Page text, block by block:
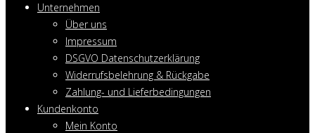
Unternehmen
Über uns
Impressum
DSGVO Datenschutzerklärung
Widerrufsbelehrung & Rückgabe
Zahlung- und Lieferbedingungen
Kundenkonto
Mein Konto